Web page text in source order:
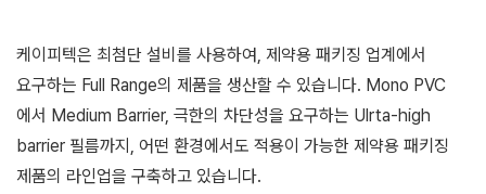
케이피텍은 최첨단 설비를 사용하여, 제약용 패키징 업계에서
요구하는 Full Range의 제품을 생산할 수 있습니다. Mono PVC
에서 Medium Barrier, 극한의 차단성을 요구하는 Ulrta-high
barrier 필름까지, 어떤 환경에서도 적용이 가능한 제약용 패키징
제품의 라인업을 구축하고 있습니다.